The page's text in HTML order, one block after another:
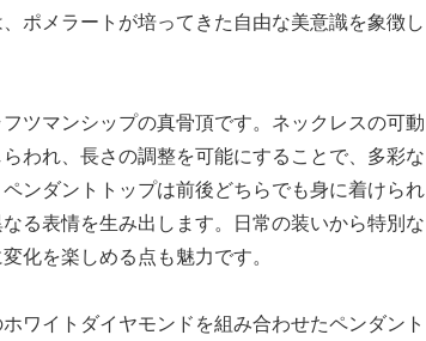
ポメラートが培ってきた自由な美意識を象徴し
ツマンシップの真骨頂です。ネックレスの可動
われ、長さの調整を可能にすることで、多彩な
ンダントトップは前後どちらでも身に着けられ
る表情を生み出します。日常の装いから特別な
化を楽しめる点も魅力です。
ワイトダイヤモンドを組み合わせたペンダント